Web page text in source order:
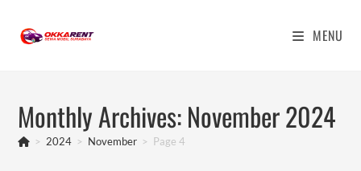
content
MENU
Monthly Archives: November 2024
> 2024 > November > Page 4